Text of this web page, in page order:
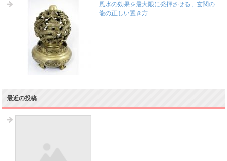
風水の効果を最大限に発揮させる、玄関の
龍の正しい置き方
最近の投稿